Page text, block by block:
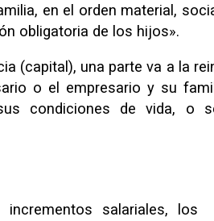
en el orden material,
obligatoria de los hijos».
(capital), una parte va a la
o el empresario y su
condiciones de vida, o
salariales, los